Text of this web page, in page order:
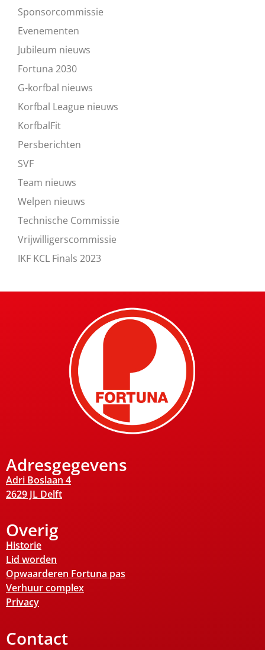
Sponsorcommissie
Evenementen
Jubileum nieuws
Fortuna 2030
G-korfbal nieuws
Korfbal League nieuws
KorfbalFit
Persberichten
SVF
Team nieuws
Welpen nieuws
Technische Commissie
Vrijwilligerscommissie
IKF KCL Finals 2023
Adresgegevens
Adri Boslaan 4
2629 JL Delft
Overig
Historie
Lid worden
Opwaarderen Fortuna pas
Verhuur complex
Privacy
Contact